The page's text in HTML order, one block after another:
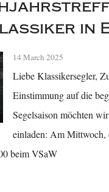
in
14 March 2025
Liebe Klassikersegler,
Einstimmung auf die
Segelsaison möchten
einladen: Am Mittwoch,
beim VSaW